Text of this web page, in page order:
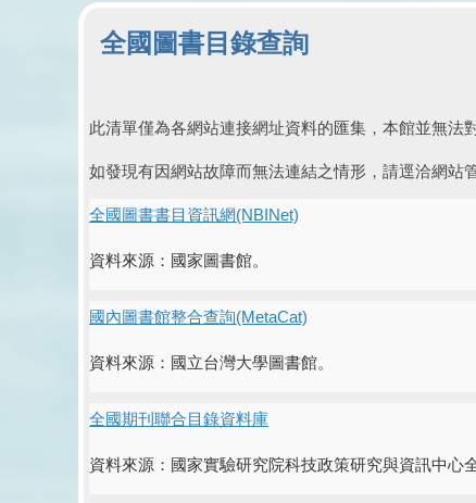
全國圖書目錄查詢
此清單僅為各網站連接網址資料的匯集，本館並無法
如發現有因網站故障而無法連結之情形，請逕洽網站
全國圖書書目資訊網(NBINet)
資料來源：國家圖書館。
國內圖書館整合查詢(MetaCat)
資料來源：國立台灣大學圖書館。
全國期刊聯合目錄資料庫
資料來源：國家實驗研究院科技政策研究與資訊中心